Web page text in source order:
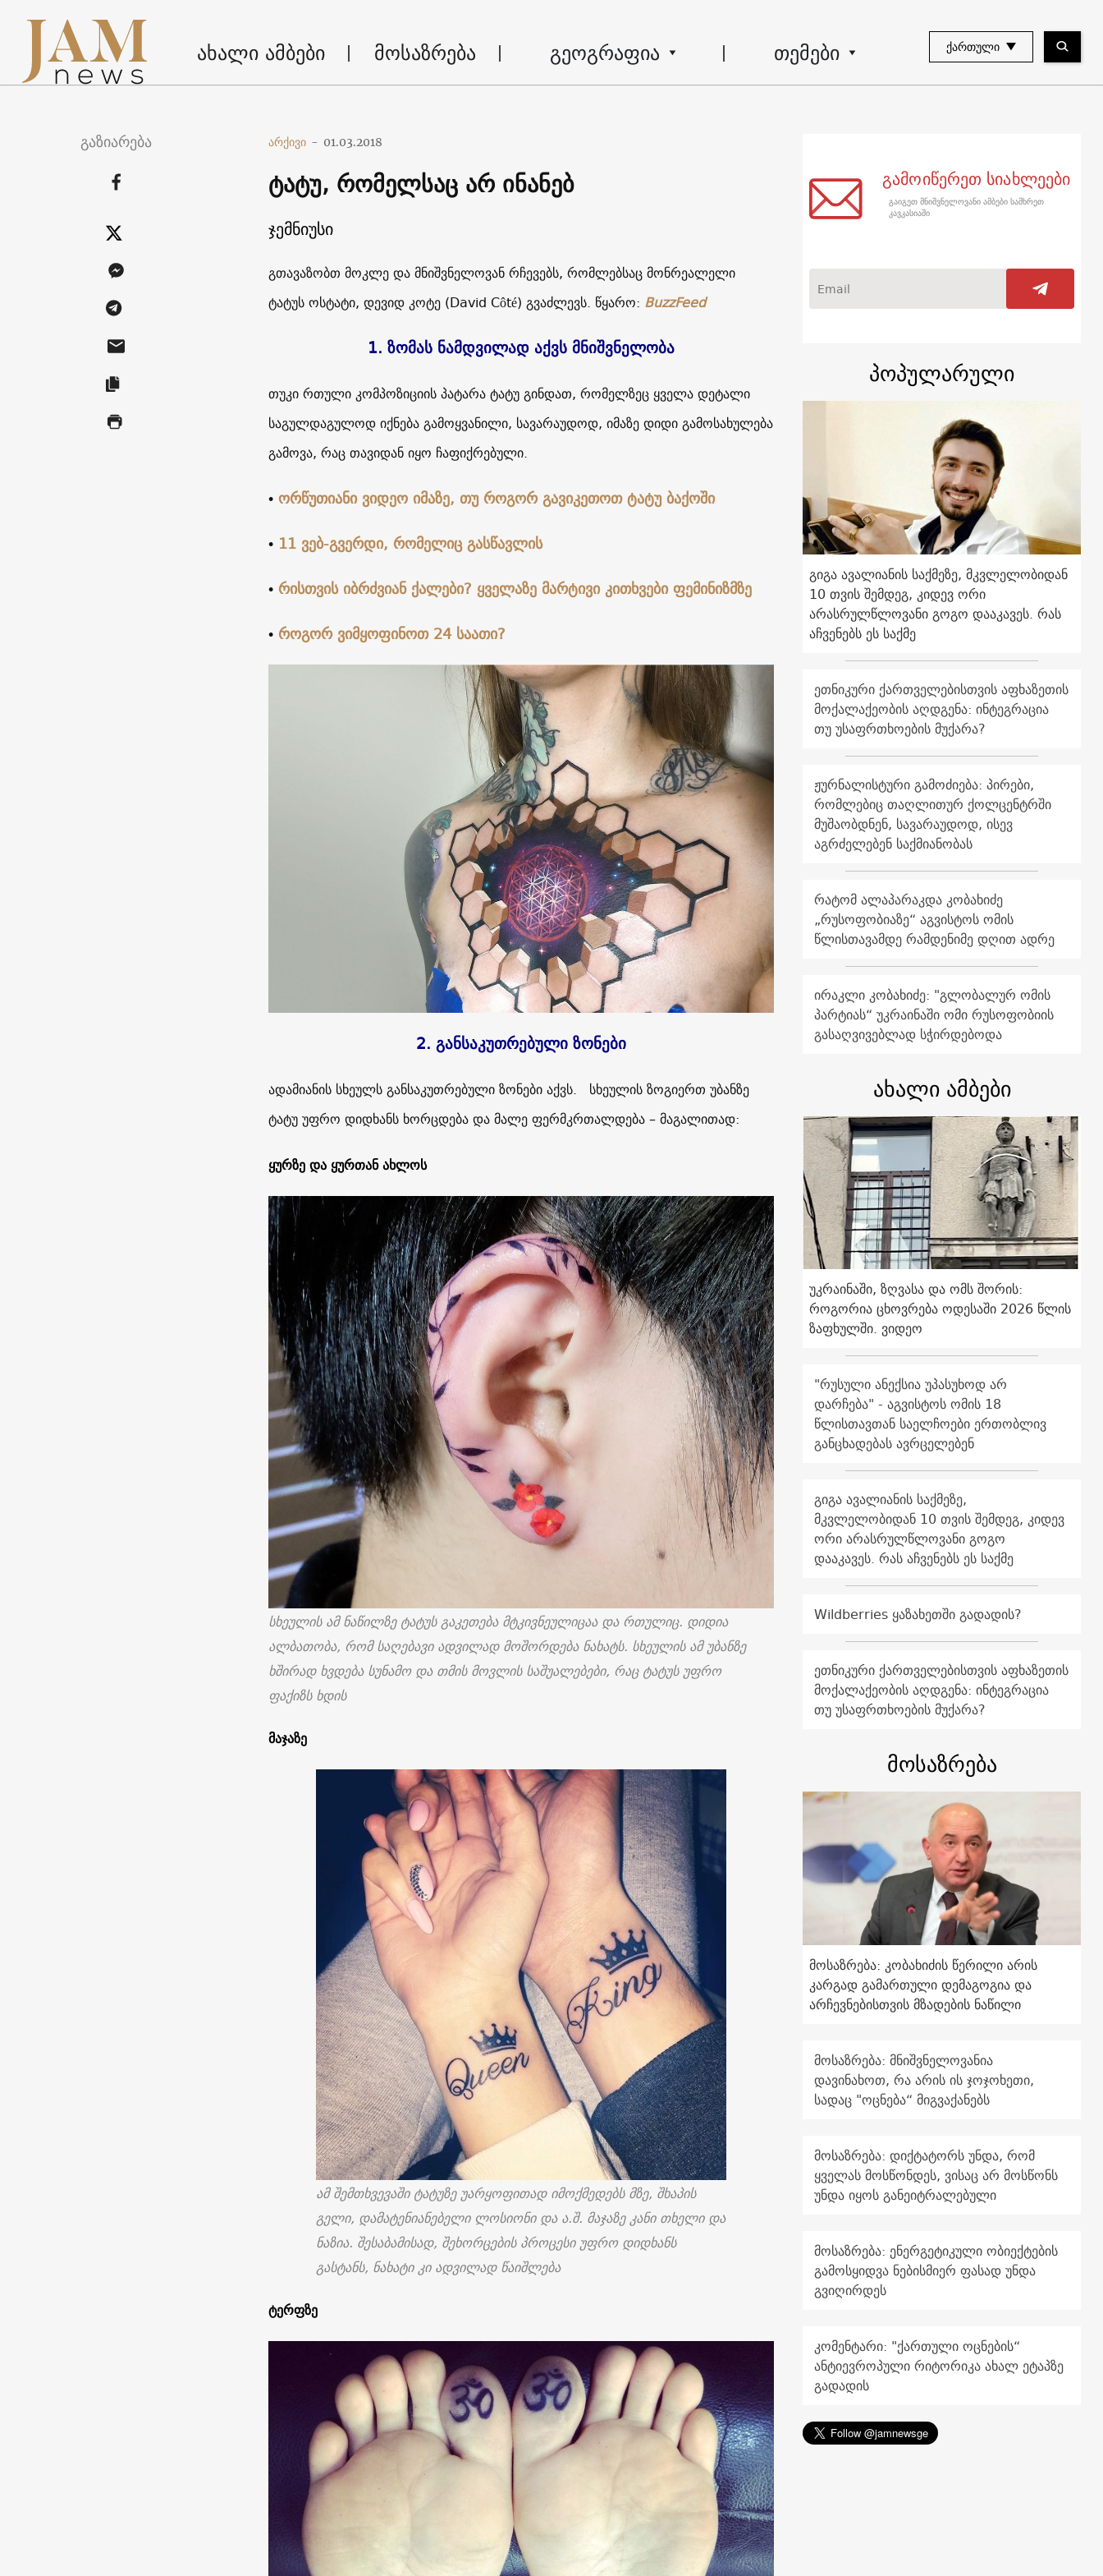
ახალი ამბები მოსაზრება გეოგრაფია თემები ᲥᲐᲠᲗᲣᲚᲘ
გაზიარება არქივი - 01.03.2018
ტატუ, რომელსაც არ ინანებ
ჯემნიუსი
გთავაზობთ მოკლე და მნიშვნელოვან რჩევებს, რომლებსაც მონრეალელი
ტატუს ოსტატი, დევიდ კოტე (David Côté) გვაძლევს. წყარო: BuzzFeed
1. ზომას ნამდვილად აქვს მნიშვნელობა
თუკი რთული კომპოზიციის პატარა ტატუ გინდათ, რომელზეც ყველა დეტალი
საგულდაგულოდ იქნება გამოყვანილი, სავარაუდოდ, იმაზე დიდი გამოსახულება
გამოვა, რაც თავიდან იყო ჩაფიქრებული.
• ორწუთიანი ვიდეო იმაზე, თუ როგორ გავიკეთოთ ტატუ ბაქოში
• 11 ვებ-გვერდი, რომელიც გასწავლის
• რისთვის იბრძვიან ქალები? ყველაზე მარტივი კითხვები ფემინიზმზე
• როგორ ვიმყოფინოთ 24 საათი?
2. განსაკუთრებული ზონები
ადამიანის სხეულს განსაკუთრებული ზონები აქვს. სხეულის ზოგიერთ უბანზე
ტატუ უფრო დიდხანს ხორცდება და მალე ფერმკრთალდება – მაგალითად:
ყურზე და ყურთან ახლოს
სხეულის ამ ნაწილზე ტატუს გაკეთება მტკივნეულიცაა და რთულიც. დიდია
ალბათობა, რომ საღებავი ადვილად მოშორდება ნახატს. სხეულის ამ უბანზე
ხშირად ხვდება სუნამო და თმის მოვლის საშუალებები, რაც ტატუს უფრო
ფაქიზს ხდის
მაჯაზე
ამ შემთხვევაში ტატუზე უარყოფითად იმოქმედებს მზე, შხაპის
გელი, დამატენიანებელი ლოსიონი და ა.შ. მაჯაზე კანი თხელი და
ნაზია. შესაბამისად, შეხორცების პროცესი უფრო დიდხანს
გასტანს, ნახატი კი ადვილად წაიშლება
ტერფზე
გამოიწერეთ სიახლეები
გაიგეთ მნიშვნელოვანი ამბები სამხრეთ
კავკასიაში
პოპულარული
გიგა ავალიანის საქმეზე, მკვლელობიდან
10 თვის შემდეგ, კიდევ ორი
არასრულწლოვანი გოგო დააკავეს. რას
აჩვენებს ეს საქმე
ეთნიკური ქართველებისთვის აფხაზეთის
მოქალაქეობის აღდგენა: ინტეგრაცია
თუ უსაფრთხოების მუქარა?
ჟურნალისტური გამოძიება: პირები,
რომლებიც თაღლითურ ქოლცენტრში
მუშაობდნენ, სავარაუდოდ, ისევ
აგრძელებენ საქმიანობას
რატომ ალაპარაკდა კობახიძე
„რუსოფობიაზე“ აგვისტოს ომის
წლისთავამდე რამდენიმე დღით ადრე
ირაკლი კობახიძე: "გლობალურ ომის
პარტიას“ უკრაინაში ომი რუსოფობიის
გასაღვივებლად სჭირდებოდა
ახალი ამბები
უკრაინაში, ზღვასა და ომს შორის:
როგორია ცხოვრება ოდესაში 2026 წლის
ზაფხულში. ვიდეო
"რუსული ანექსია უპასუხოდ არ
დარჩება" - აგვისტოს ომის 18
წლისთავთან საელჩოები ერთობლივ
განცხადებას ავრცელებენ
გიგა ავალიანის საქმეზე,
მკვლელობიდან 10 თვის შემდეგ, კიდევ
ორი არასრულწლოვანი გოგო
დააკავეს. რას აჩვენებს ეს საქმე
Wildberries ყაზახეთში გადადის?
ეთნიკური ქართველებისთვის აფხაზეთის
მოქალაქეობის აღდგენა: ინტეგრაცია
თუ უსაფრთხოების მუქარა?
მოსაზრება
მოსაზრება: კობახიძის წერილი არის
კარგად გამართული დემაგოგია და
არჩევნებისთვის მზადების ნაწილი
მოსაზრება: მნიშვნელოვანია
დავინახოთ, რა არის ის ჯოჯოხეთი,
სადაც "ოცნება“ მიგვაქანებს
მოსაზრება: დიქტატორს უნდა, რომ
ყველას მოსწონდეს, ვისაც არ მოსწონს
უნდა იყოს განეიტრალებული
მოსაზრება: ენერგეტიკული ობიექტების
გამოსყიდვა ნებისმიერ ფასად უნდა
გვიღირდეს
კომენტარი: "ქართული ოცნების“
ანტიევროპული რიტორიკა ახალ ეტაპზე
გადადის